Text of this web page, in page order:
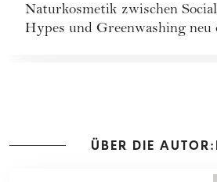
Naturkosmetik zwischen
Hypes und Greenwashing neu
ÜBER DIE